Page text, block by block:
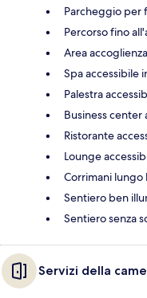
Parcheggio per
Percorso fino
Area
Spa accessibile
Palestra
Business center
Ristorante
Lounge
Corrimani lungo
Sentiero ben
Sentiero senza
Servizi della